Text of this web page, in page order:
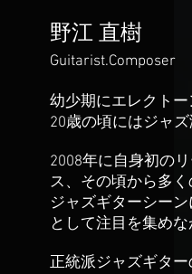
野江 直樹
Guitarist.Composer
幼少期にエレクト
20歳の頃にはジャズ
2008年に自身初の
ス、その頃から多
ジャズギターシー
として注目を集めな
正統派ジャズギター